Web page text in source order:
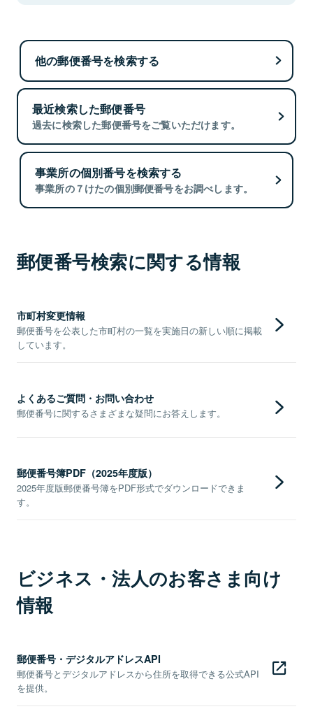
他の郵便番号を検索する
最近検索した郵便番号
過去に検索した郵便番号をご覧いただけます。
事業所の個別番号を検索する
事業所の７けたの個別郵便番号をお調べします。
郵便番号検索に関する情報
市町村変更情報
郵便番号を公表した市町村の一覧を実施日の新しい順に掲載
しています。
よくあるご質問・お問い合わせ
郵便番号に関するさまざまな疑問にお答えします。
郵便番号簿PDF（2025年度版）
2025年度版郵便番号簿をPDF形式でダウンロードできま
す。
ビジネス・法人のお客さま向け
情報
郵便番号・デジタルアドレスAPI
郵便番号とデジタルアドレスから住所を取得できる公式API
を提供。